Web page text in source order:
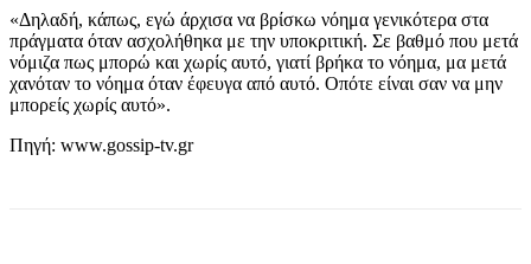
«Δηλαδή, κάπως, εγώ άρχισα να βρίσκω νόημα γενικότερα στα
πράγματα όταν ασχολήθηκα με την υποκριτική. Σε βαθμό που μετά
νόμιζα πως μπορώ και χωρίς αυτό, γιατί βρήκα το νόημα, μα μετά
χανόταν το νόημα όταν έφευγα από αυτό. Οπότε είναι σαν να μην
μπορείς χωρίς αυτό».
Πηγή: www.gossip-tv.gr